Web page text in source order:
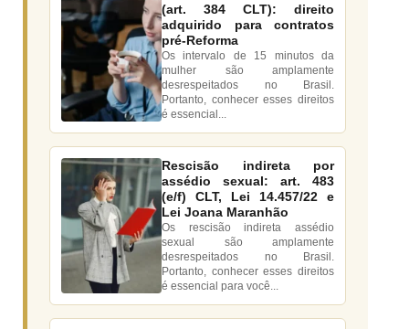
(art. 384 CLT): direito
adquirido para contratos
pré-Reforma
Os intervalo de 15 minutos da
mulher são amplamente
desrespeitados no Brasil.
Portanto, conhecer esses direitos
é essencial...
Rescisão indireta por
assédio sexual: art. 483
(e/f) CLT, Lei 14.457/22 e
Lei Joana Maranhão
Os rescisão indireta assédio
sexual são amplamente
desrespeitados no Brasil.
Portanto, conhecer esses direitos
é essencial para você...